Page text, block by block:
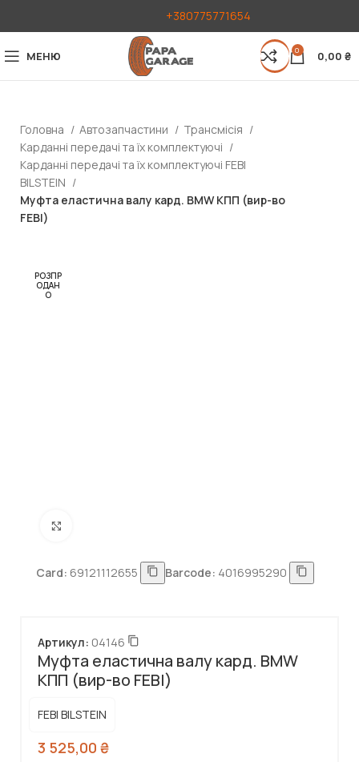
+380775771654
МЕНЮ 0 0,00 ₴
Головна Автозапчастини
Трансмісія
Карданні передачі та їх комплектуючі
Карданні передачі та їх комплектуючі FEBI
BILSTEIN
Муфта еластична валу кард. BMW КПП (вир-во
FEBI)
РОЗПР
ОДАН
О
Card: 69121112655 Barcode: 4016995290
Муфта еластична валу кард. BMW
КПП (вир-во FEBI)
Артикул: 04146
FEBI BILSTEIN
3 525,00 ₴